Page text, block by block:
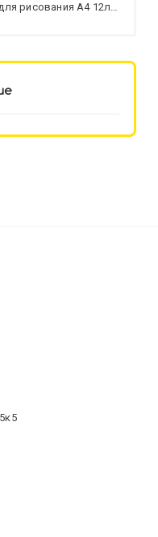
рисования А4 12л.